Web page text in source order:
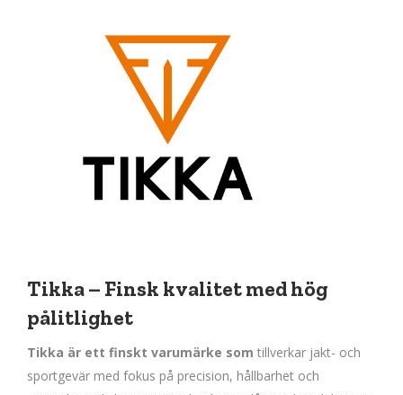
Tikka – Finsk kvalitet med hög
pålitlighet
Tikka är ett finskt varumärke som tillverkar jakt- och
sportgevär med fokus på precision, hållbarhet och